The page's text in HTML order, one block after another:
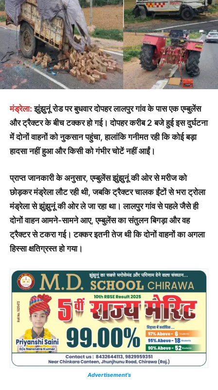
मंड्रेला:झुंझुनूं रोड पर बुधवार दोपहर लालपुर गांव के पास एक एम्बुलेंस
और ट्रैक्टर के बीच टक्कर हो गई। दोपहर करीब 2 बजे हुई इस दुर्घटना
में दोनों वाहनों को नुकसान पहुंचा, हालांकि गनीमत रही कि कोई बड़ा
हादसा नहीं हुआ और किसी को गंभीर चोटें नहीं आईं।
प्राप्त जानकारी के अनुसार, एम्बुलेंस झुंझुनूं की ओर से मरीज को
छोड़कर मंड्रेला लौट रही थी, जबकि ट्रैक्टर चालक ईंटों से भरा ट्रोला
मंड्रेला से झुंझुनूं की ओर ले जा रहा था। लालपुर गांव से पहले जैसे ही
दोनों वाहन आमने-सामने आए, एम्बुलेंस का संतुलन बिगड़ा और वह
ट्रैक्टर से टकरा गई। टक्कर इतनी तेज थी कि दोनों वाहनों का अगला
हिस्सा क्षतिग्रस्त हो गया।
Advertisement’s